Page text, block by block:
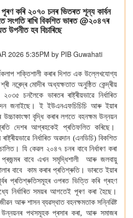
কৰি ২০৭০ চনৰ ভিতৰত শূন্য কাৰ্বন
সংগতি ৰাখি বিকশিত ভাৰত @২০৪৭ৰ
উপনীত হব বিচাৰিছে
2026 5:35PM by PIB Guwahati
শক্তিশালী কৰাৰ দিশত এক উল্লেখযোগ্য
শ্ৰী নৰেন্দ্ৰ মোদীৰ অধ্যক্ষতাত অনুষ্ঠিত কেন্দ্ৰীয়
চনলৈকে ভাৰতৰ ৰাষ্ট্ৰীয়ভাৱে নিৰ্ধাৰিত
জনাইছে। ই ইউএনএফচিচিচি আৰু ইয়াৰ
বৃদ্ধি কৰাৰ লগতে বহনক্ষম উন্নয়ন
দেশৰ আগ্ৰহকেই প্ৰতিফলিত কৰিছে।
নিৰ্ধাৰিত অৱদান (এনডিচি) বিকশিত
যি কেৱল ২০৪৭ চনৰ বাবে নিৰ্ধাৰণ কৰা
বাবে এখন সমৃদ্ধিশালী আৰু জলবায়ু
বাবে কাম কৰাৰ প্ৰতিশ্ৰুতি। ভাৰতে ইয়াৰ
প্ৰতিশ্ৰুতিসমূহৰ ওপৰত ভিত্তি কৰি গ্ৰহণ
নিৰ্ধাৰিত সময়ৰ আগতেই পূৰণ কৰা হৈছে।
আৰু শাসন ব্যৱস্থাত বহনক্ষমতাক সন্নিৱিষ্ট
উন্নয়নৰ পথসমূহক প্ৰসাৰ কৰা, আৰু সমাজৰ